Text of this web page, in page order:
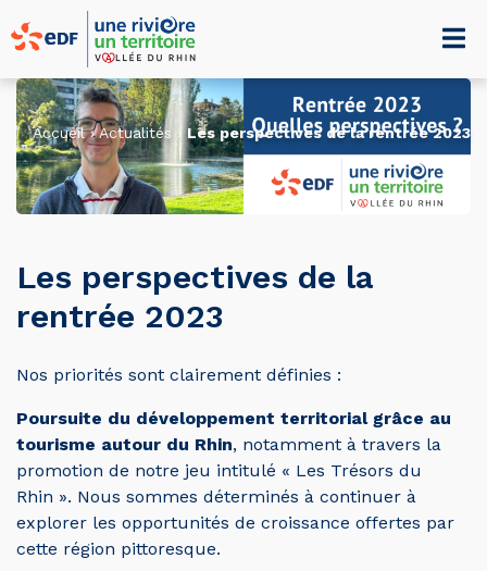
Accueil›Actualités › Les perspectives de la rentrée 2023
Les perspectives de la
rentrée 2023
Nos priorités sont clairement définies :
Poursuite du développement territorial grâce au
tourisme autour du Rhin, notamment à travers la
promotion de notre jeu intitulé « Les Trésors du
Rhin ». Nous sommes déterminés à continuer à
explorer les opportunités de croissance offertes par
cette région pittoresque.